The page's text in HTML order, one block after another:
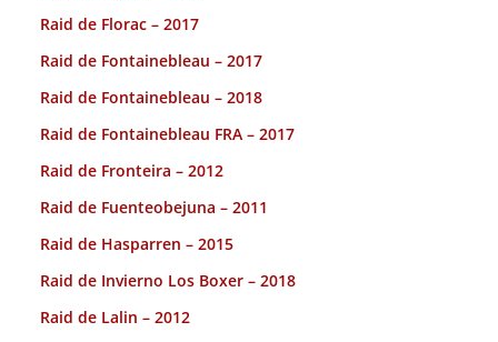
Raid de Florac – 2017
Raid de Fontainebleau – 2017
Raid de Fontainebleau – 2018
Raid de Fontainebleau FRA – 2017
Raid de Fronteira – 2012
Raid de Fuenteobejuna – 2011
Raid de Hasparren – 2015
Raid de Invierno Los Boxer – 2018
Raid de Lalin – 2012